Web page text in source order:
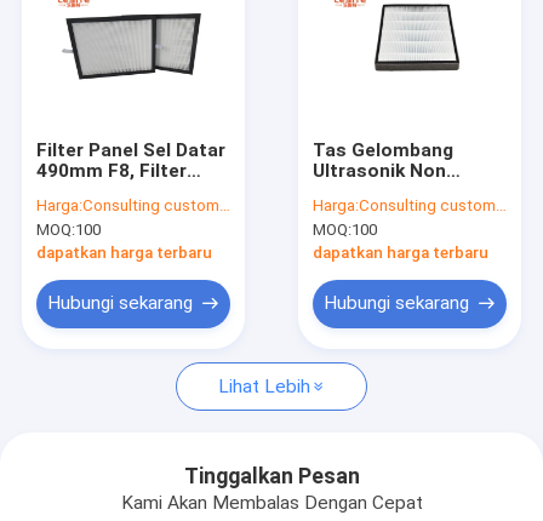
Video
Tentang kami
Hubungi Kami
Berita
Mesin Manufaktur Filter Udara
Filter Panel Sel Datar
490mm F8, Filter
Pabrik Farmasi
Harga:Consulting customer service
MOQ:100
dapatkan harga terbaru
Hubungi sekarang
Tas Gelombang
Ultrasonik Non
Filter Untuk AC
Rumah
Harga:Consulting customer service
MOQ:100
dapatkan harga terbaru
Hubungi sekarang
Lihat Lebih
Tinggalkan Pesan
Kami Akan Membalas Dengan Cepat